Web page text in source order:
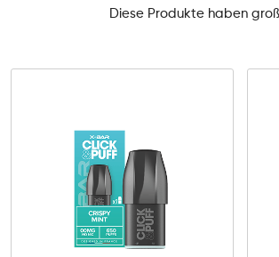
Diese Produkte haben